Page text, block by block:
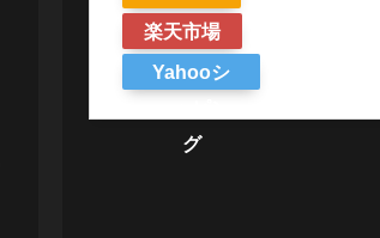
楽天市場
Yahooシ
グ